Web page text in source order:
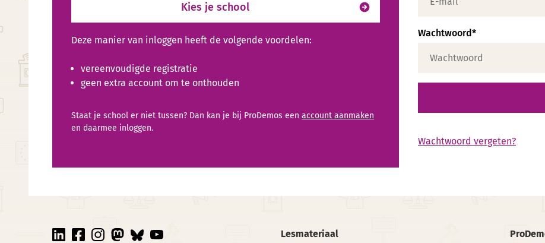
Kies je school
Deze manier van inloggen heeft de volgende voordelen:
vereenvoudigde registratie
geen extra account om te onthouden
Staat je school er niet tussen? Dan kan je bij ProDemos een account aanmaken
en daarmee inloggen.
Wachtwoord
Wachtwoord vergeten?
linkedin
facebook
instagram
mastodon
blueskyyoutube Lesmateriaal